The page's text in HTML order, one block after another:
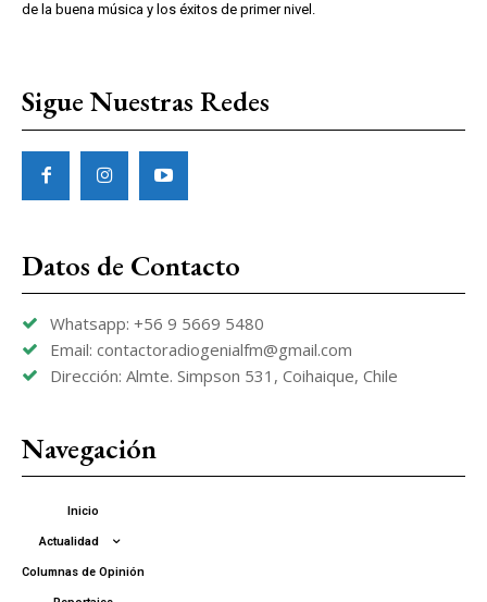
de la buena música y los éxitos de primer nivel.
Sigue Nuestras Redes
Datos de Contacto
Whatsapp: +56 9 5669 5480
Email: contactoradiogenialfm@gmail.com
Dirección: Almte. Simpson 531, Coihaique, Chile
Navegación
Inicio
Actualidad
Columnas de Opinión